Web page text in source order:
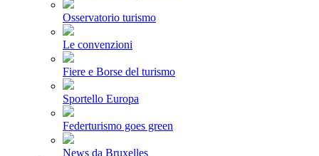
Osservatorio turismo
Le convenzioni
Fiere e Borse del turismo
Sportello Europa
Federturismo goes green
News da Bruxelles